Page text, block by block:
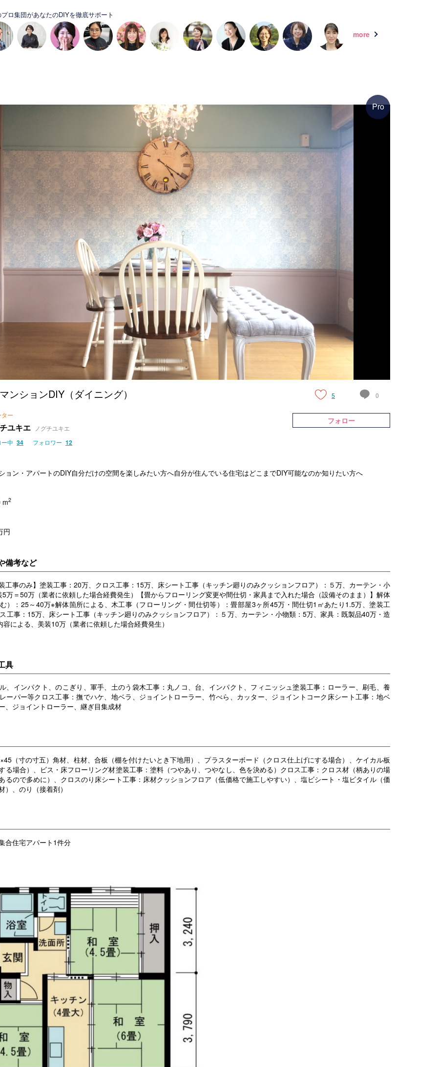
ロ集団があなたのDIYを徹底サポート
more
Pro
ンションDIY（ダイニング） 5 0
ー
ユキエ
ノグチユキエ
中 34 フォロワー 12
フォロー
ョン・アパートのDIY自分だけの空間を楽しみたい方へ自分が住んでいる住宅はどこまでDIY可能なのか知りたい方へ
m2
円
備考など
工事のみ】塗装工事：20万、クロス工事：15万、床シート工事（キッチン廻りのみクッションフロア）：５万、カーテン・小
万＝50万（業者に依頼した場合経費発生）【畳からフローリング変更や間仕切・家具まで入れた場合（設備そのまま）】解体
）：25～40万※解体箇所による、木工事（フローリング・間仕切等）：畳部屋3ヶ所45万・間仕切1㎡あたり1.5万、塗装工
工事：15万、床シート工事（キッチン廻りのみクッションフロア）：５万、カーテン・小物類：5万、家具：既製品40万・造
による、美装10万（業者に依頼した場合経費発生）
具
、インパクト、のこぎり、軍手、土のう袋木工事：丸ノコ、台、インパクト、フィニッシュ塗装工事：ローラー、刷毛、養
ーパー等クロス工事：撫でハケ、地ベラ、ジョイントローラー、竹べら、カッター、ジョイントコーク床シート工事：地ベ
、ジョイントローラー、継ぎ目集成材
（寸の寸五）角材、柱材、合板（棚を付けたいとき下地用）、プラスターボード（クロス仕上げにする場合）、ケイカル板
する場合）、ビス・床フローリング材塗装工事：塗料（つやあり、つやなし、色を決める）クロス工事：クロス材（柄ありの場
るので多めに）、クロスのり床シート工事：床材クッションフロア（低価格で施工しやすい）、塩ビシート・塩ビタイル（価
）、のり（接着剤）
合住宅アパート1件分